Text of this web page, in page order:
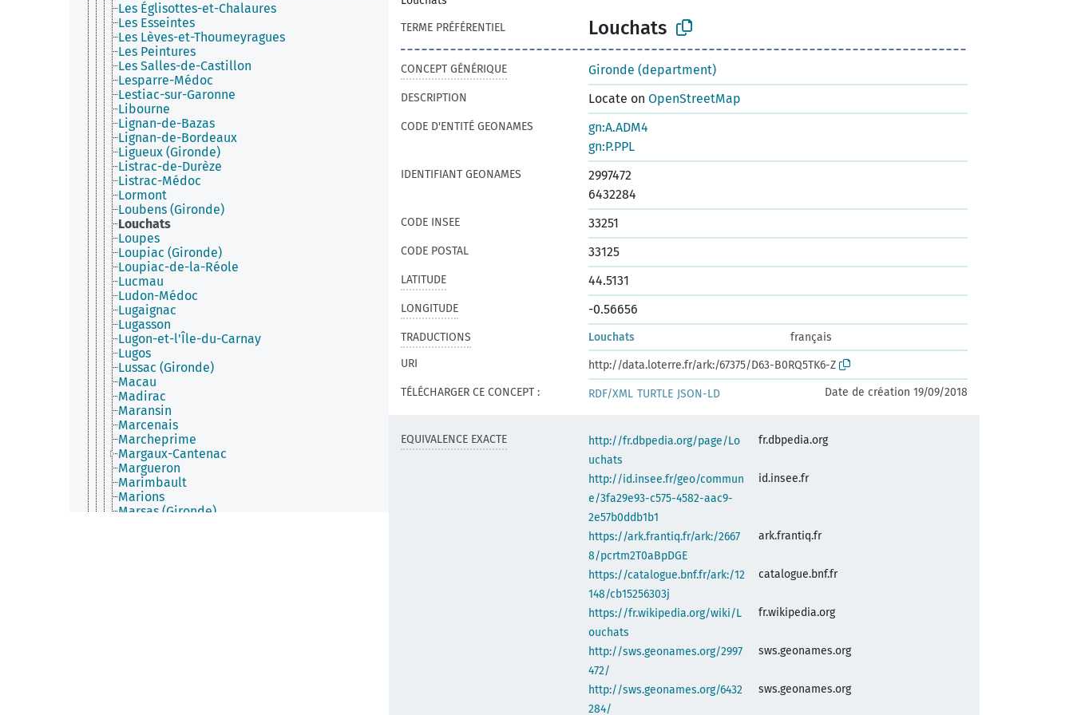
Les Églisottes-et-Chalaures
Les Esseintes
Les Lèves-et-Thoumeyragues
Les Peintures
Les Salles-de-Castillon
Lesparre-Médoc
Lestiac-sur-Garonne
Libourne
Lignan-de-Bazas
Lignan-de-Bordeaux
Ligueux (Gironde)
Listrac-de-Durèze
Listrac-Médoc
Lormont
Loubens (Gironde)
Louchats
Loupes
Loupiac (Gironde)
Loupiac-de-la-Réole
Lucmau
Ludon-Médoc
Lugaignac
Lugasson
Lugon-et-l'Île-du-Carnay
Lugos
Lussac (Gironde)
Macau
Madirac
Maransin
Marcenais
Marcheprime
Margaux-Cantenac
Margueron
Marimbault
Marions
Marsas (Gironde)
TERME PRÉFÉRENTIEL
Louchats
CONCEPT GÉNÉRIQUE Gironde (department)
DESCRIPTION Locate on OpenStreetMap
CODE D'ENTITÉ GEONAMES
gn:A.ADM4
gn:P.PPL
IDENTIFIANT GEONAMES
2997472
6432284
CODE INSEE 33251
CODE POSTAL 33125
LATITUDE 44.5131
LONGITUDE -0.56656
TRADUCTIONS Louchats
français
URI
http://data.loterre.fr/ark:/67375/D63-B0RQ5TK6-Z
TÉLÉCHARGER CE CONCEPT :
RDF/XML TURTLE JSON-LD Date de création 19/09/2018
EQUIVALENCE EXACTE
http://fr.dbpedia.org/page/Lo
uchats
fr.dbpedia.org
http://id.insee.fr/geo/commun
e/3fa29e93-c575-4582-aac9-
2e57b0ddb1b1
id.insee.fr
https://ark.frantiq.fr/ark:/2667
8/pcrtm2T0aBpDGE
ark.frantiq.fr
https://catalogue.bnf.fr/ark:/12
148/cb15256303j
catalogue.bnf.fr
https://fr.wikipedia.org/wiki/L
ouchats
fr.wikipedia.org
http://sws.geonames.org/2997
472/
sws.geonames.org
http://sws.geonames.org/6432
284/
sws.geonames.org